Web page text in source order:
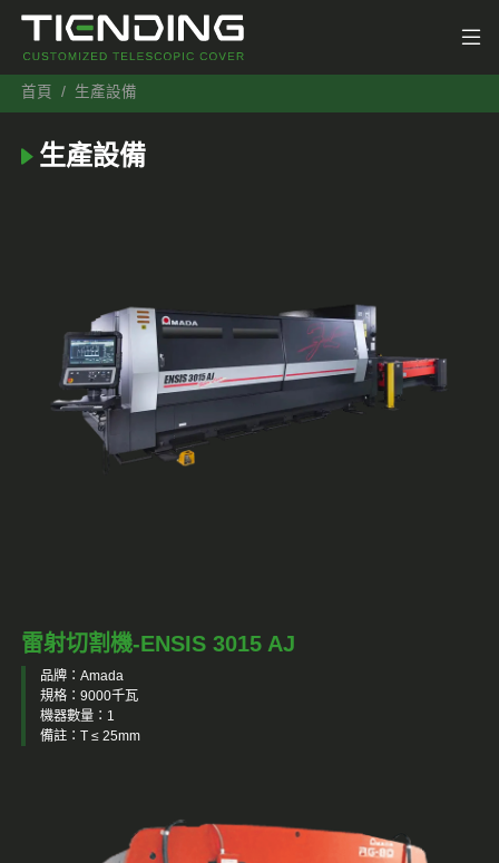
首頁 生產設備
生產設備
雷射切割機-ENSIS 3015 AJ
品牌：Amada
規格：9000千瓦
機器數量：1
備註：T ≤ 25mm